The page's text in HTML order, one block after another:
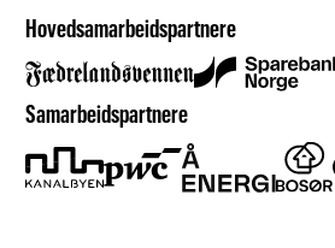
Hovedsamarbeidspartnere
Samarbeidspartnere